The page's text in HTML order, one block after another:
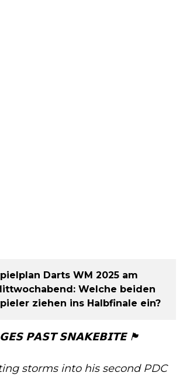
Darts WM 2025 am
Welche beiden
ziehen ins Halbfinale ein?
𝗣𝗔𝗦𝗧 𝗦𝗡𝗔𝗞𝗘𝗕𝗜𝗧𝗘 🏴󠁧󠁢󠁥󠁮󠁧󠁿
storms into his second PDC